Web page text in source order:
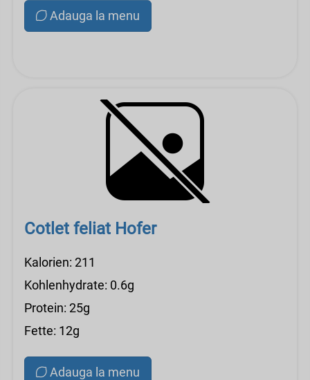
Adauga la menu
Cotlet feliat Hofer
Kalorien: 211
Kohlenhydrate: 0.6g
Protein: 25g
Fette: 12g
Adauga la menu